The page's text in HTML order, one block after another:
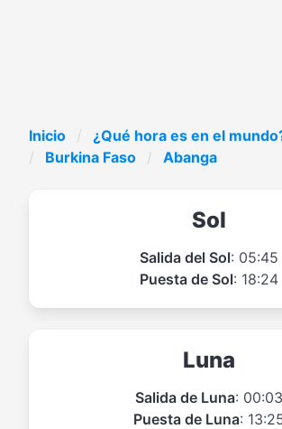
Inicio ¿Qué hora es en el
Burkina Faso
Abanga
Sol
Salida del Sol: 05:45
Puesta de Sol: 18:24
Luna
Salida de Luna: 00:03
Puesta de Luna: